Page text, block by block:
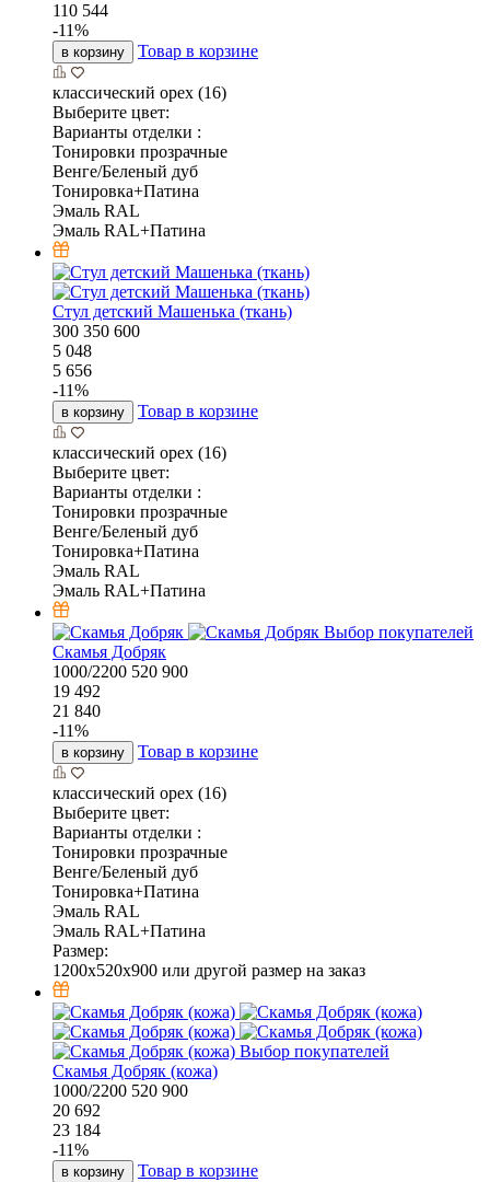
110 544
-11%
в корзину Товар в корзине
классический орех (16)
Выберите цвет:
Варианты отделки :
Тонировки прозрачные
Венге/Беленый дуб
Тонировка+Патина
Эмаль RAL
Эмаль RAL+Патина
Стул детский Машенька (ткань)
300 350 600
5 048
5 656
-11%
в корзину Товар в корзине
классический орех (16)
Выберите цвет:
Варианты отделки :
Тонировки прозрачные
Венге/Беленый дуб
Тонировка+Патина
Эмаль RAL
Эмаль RAL+Патина
Выбор покупателей
Скамья Добряк
1000/2200 520 900
19 492
21 840
-11%
в корзину Товар в корзине
классический орех (16)
Выберите цвет:
Варианты отделки :
Тонировки прозрачные
Венге/Беленый дуб
Тонировка+Патина
Эмаль RAL
Эмаль RAL+Патина
Размер:
1200x520x900 или другой размер на заказ
Выбор покупателей
Скамья Добряк (кожа)
1000/2200 520 900
20 692
23 184
-11%
в корзину Товар в корзине